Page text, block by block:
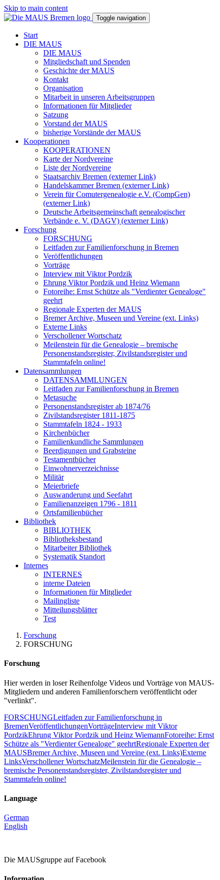
Skip to main content
Toggle navigation
Start
DIE MAUS
DIE MAUS
Mitgliedschaft und Spenden
Geschichte der MAUS
Kontakt
Organisation
Mitarbeit in unseren Arbeitsgruppen
Informationen für Mitglieder
Satzung
Vorstand der MAUS
bisherige Vorstände der MAUS
Kooperationen
KOOPERATIONEN
Karte der Nordvereine
Liste der Nordvereine
Staatsarchiv Bremen (externer Link)
Handelskammer Bremen (externer Link)
Verein für Comutergenealogie e.V. (CompGen)
(externer Link)
Deutsche Arbeitsgemeinschaft genealogischer
Verbände e. V. (DAGV) (externer Link)
Forschung
FORSCHUNG
Leitfaden zur Familienforschung in Bremen
Veröffentlichungen
Vorträge
Interview mit Viktor Pordzik
Ehrung Viktor Pordzik und Heinz Wiemann
Fotoreihe: Ernst Schütze als "Verdienter Genealoge"
geehrt
Regionale Experten der MAUS
Bremer Archive, Museen und Vereine (ext. Links)
Externe Links
Verschollener Wortschatz
Meilenstein für die Genealogie – bremische
Personenstandsregister, Zivilstandsregister und
Stammtafeln online!
Datensammlungen
DATENSAMMLUNGEN
Leitfaden zur Familienforschung in Bremen
Metasuche
Personenstandsregister ab 1874/76
Zivilstandsregister 1811-1875
Stammtafeln 1824 - 1933
Kirchenbücher
Familienkundliche Sammlungen
Beerdigungen und Grabsteine
Testamentbücher
Einwohnerverzeichnisse
Militär
Meierbriefe
Auswanderung und Seefahrt
Familienanzeigen 1796 - 1811
Ortsfamilienbücher
Bibliothek
BIBLIOTHEK
Bibliotheksbestand
Mitarbeiter Bibliothek
Systematik Standort
Internes
INTERNES
interne Dateien
Informationen für Mitglieder
Mailingliste
Mitteilungsblätter
Test
Forschung
FORSCHUNG
Forschung
Hier werden in loser Reihenfolge Videos und Vorträge von MAUS-
Mitgliedern und anderen Familienforschern veröffentlicht oder
"verlinkt".
FORSCHUNGLeitfaden zur Familienforschung in
BremenVeröffentlichungenVorträgeInterview mit Viktor
PordzikEhrung Viktor Pordzik und Heinz WiemannFotoreihe: Ernst
Schütze als "Verdienter Genealoge" geehrtRegionale Experten der
MAUSBremer Archive, Museen und Vereine (ext. Links)Externe
LinksVerschollener WortschatzMeilenstein für die Genealogie –
bremische Personenstandsregister, Zivilstandsregister und
Stammtafeln online!
Language
German
English
Die MAUSgruppe auf Facebook